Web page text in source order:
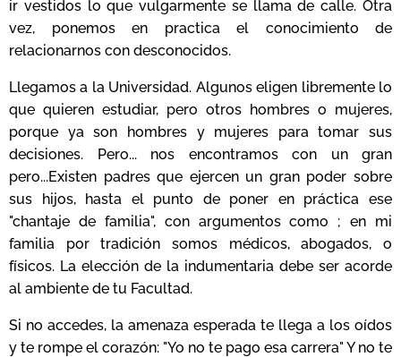
ir vestidos lo que vulgarmente se llama de calle. Otra
vez, ponemos en practica el conocimiento de
relacionarnos con desconocidos.
Llegamos a la Universidad. Algunos eligen libremente lo
que quieren estudiar, pero otros hombres o mujeres,
porque ya son hombres y mujeres para tomar sus
decisiones. Pero... nos encontramos con un gran
pero...Existen padres que ejercen un gran poder sobre
sus hijos, hasta el punto de poner en práctica ese
"chantaje de familia", con argumentos como ; en mi
familia por tradición somos médicos, abogados, o
físicos. La elección de la indumentaria debe ser acorde
al ambiente de tu Facultad.
Si no accedes, la amenaza esperada te llega a los oídos
y te rompe el corazón: "Yo no te pago esa carrera" Y no te